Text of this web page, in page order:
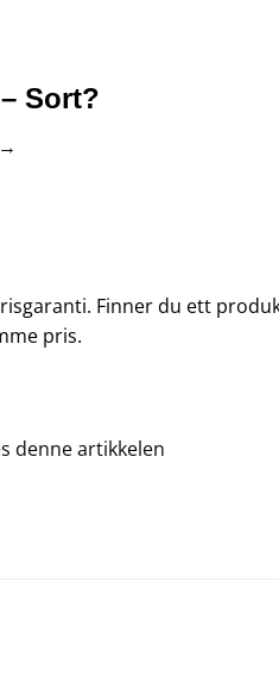
Sort?
Finner du ett
pris.
denne artikkelen